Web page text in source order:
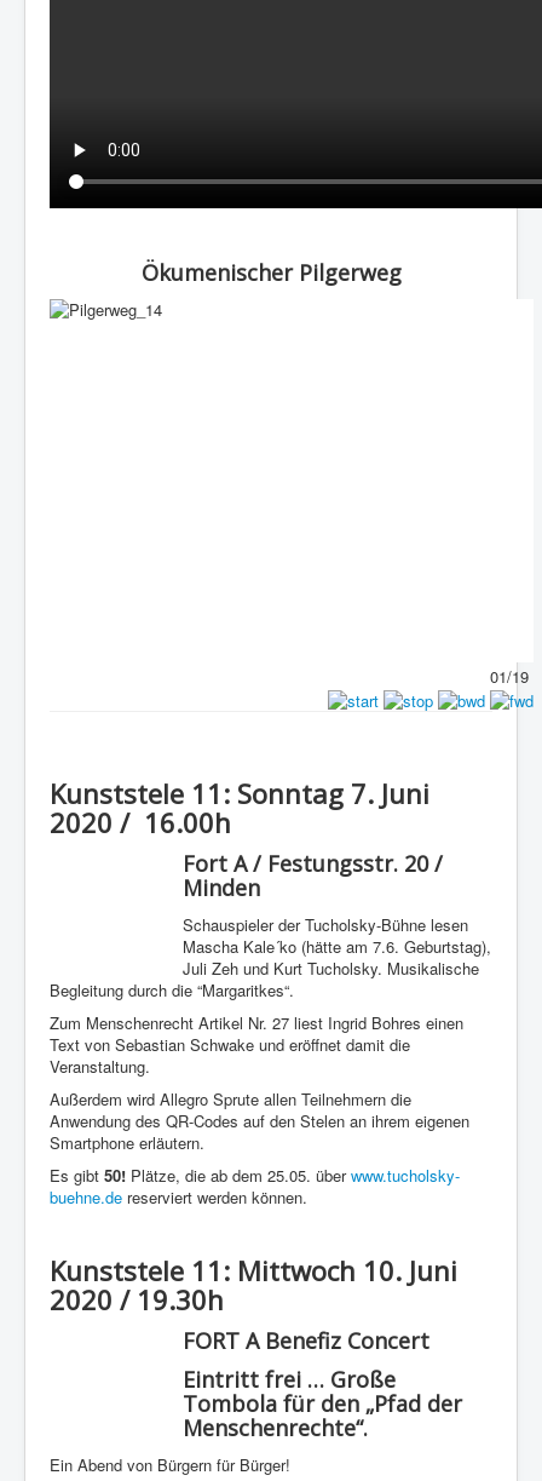
Ökumenischer Pilgerweg
01/19
Kunststele 11: Sonntag 7. Juni
2020 / 16.00h
Fort A / Festungsstr. 20 /
Minden
Schauspieler der Tucholsky-Bühne lesen
Mascha Kale´ko (hätte am 7.6. Geburtstag),
Juli Zeh und Kurt Tucholsky. Musikalische
Begleitung durch die “Margaritkes“.
Zum Menschenrecht Artikel Nr. 27 liest Ingrid Bohres einen
Text von Sebastian Schwake und eröffnet damit die
Veranstaltung.
Außerdem wird Allegro Sprute allen Teilnehmern die
Anwendung des QR-Codes auf den Stelen an ihrem eigenen
Smartphone erläutern.
Es gibt 50! Plätze, die ab dem 25.05. überwww.tucholsky-
buehne.de reserviert werden können.
Kunststele 11: Mittwoch 10. Juni
2020 / 19.30h
FORT A Benefiz Concert
Eintritt frei … Große
Tombola für den „Pfad der
Menschenrechte“.
Ein Abend von Bürgern für Bürger!